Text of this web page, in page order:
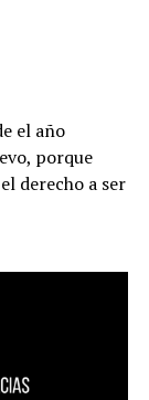
el año
porque
derecho a ser